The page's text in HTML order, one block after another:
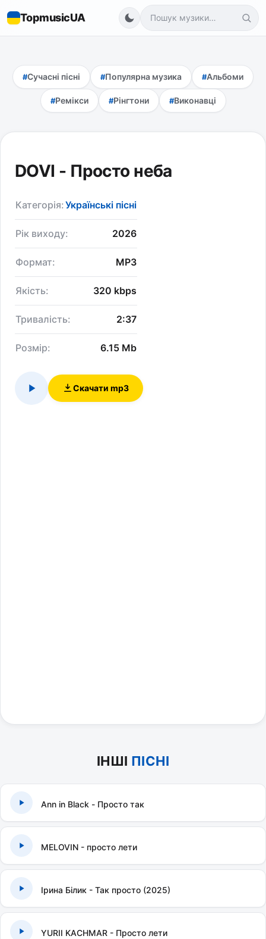
TopmusicUA
Сучасні пісні Популярна музика Альбоми
Ремікси Рінгтони Виконавці
DOVI - Просто неба
Категорія:Українські пісні
Рік виходу: 2026
Формат: MP3
Якість: 320 kbps
Тривалість: 2:37
Розмір: 6.15 Mb
Скачати mp3
ІНШІ ПІСНІ
Ann in Black - Просто так
MELOVIN - просто лети
Ірина Білик - Так просто (2025)
YURII KACHMAR - Просто лети